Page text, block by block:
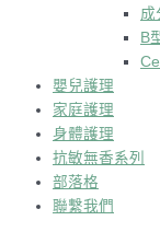
成
B
嬰兒護理
家庭護理
身體護理
抗敏無香系列
部落格
聯繫我們